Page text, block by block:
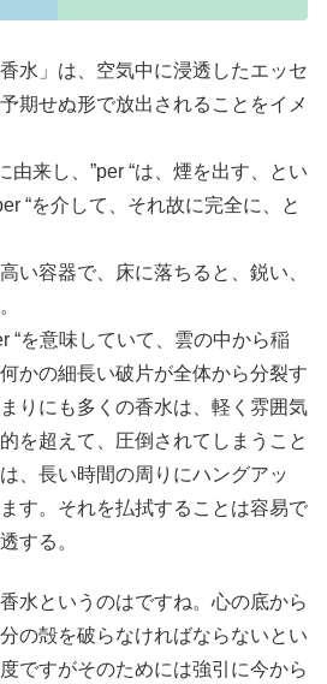
水」は、空気中に浸透したエッセ
期せぬ形で放出されることをイメ
由来し、”per “は、煙を出す、とい
“を介して、それ故に完全に、と
い容器で、床に落ちると、鋭い、
“を意味していて、雲の中から稲
かの細長い破片が全体から分裂す
りにも多くの香水は、軽く雰囲気
を超えて、圧倒されてしまうこと
、長い時間の周りにハングアッ
す。それを払拭することは容易で
する。
水というのはですね。心の底から
の殻を破らなければならないとい
ですがそのためには強引に今から